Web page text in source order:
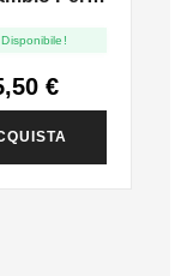
Disponibile!
€